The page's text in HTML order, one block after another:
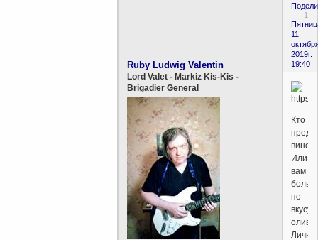
1
11
2019г.
19:40
Ruby Ludwig Valentin
Lord Valet - Markiz Kis-Kis -
Brigadier General
Кто
Или
вам
по
вкусу
Лично